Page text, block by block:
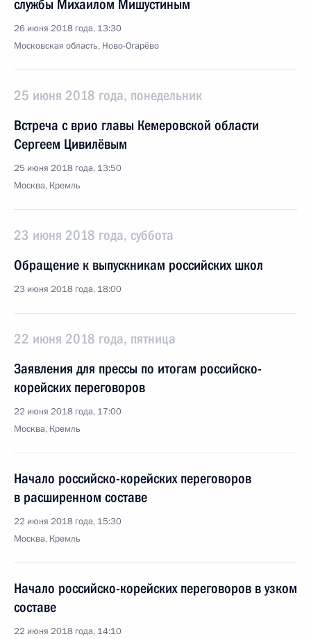
службы Михаилом Мишустиным
26 июня 2018 года, 13:30
Московская область, Ново-Огарёво
25 июня 2018 года, понедельник
Встреча с врио главы Кемеровской области
Сергеем Цивилёвым
25 июня 2018 года, 13:50
Москва, Кремль
23 июня 2018 года, суббота
Обращение к выпускникам российских школ
23 июня 2018 года, 18:00
22 июня 2018 года, пятница
Заявления для прессы по итогам российско-
корейских переговоров
22 июня 2018 года, 17:00
Москва, Кремль
Начало российско-корейских переговоров
в расширенном составе
22 июня 2018 года, 15:30
Москва, Кремль
Начало российско-корейских переговоров в узком
составе
22 июня 2018 года, 14:10